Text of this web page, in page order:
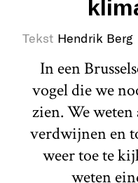
Tekst Hendrik Berg
In een
vogel die we
zien. We weten
verdwijnen en
weer toe te
weten